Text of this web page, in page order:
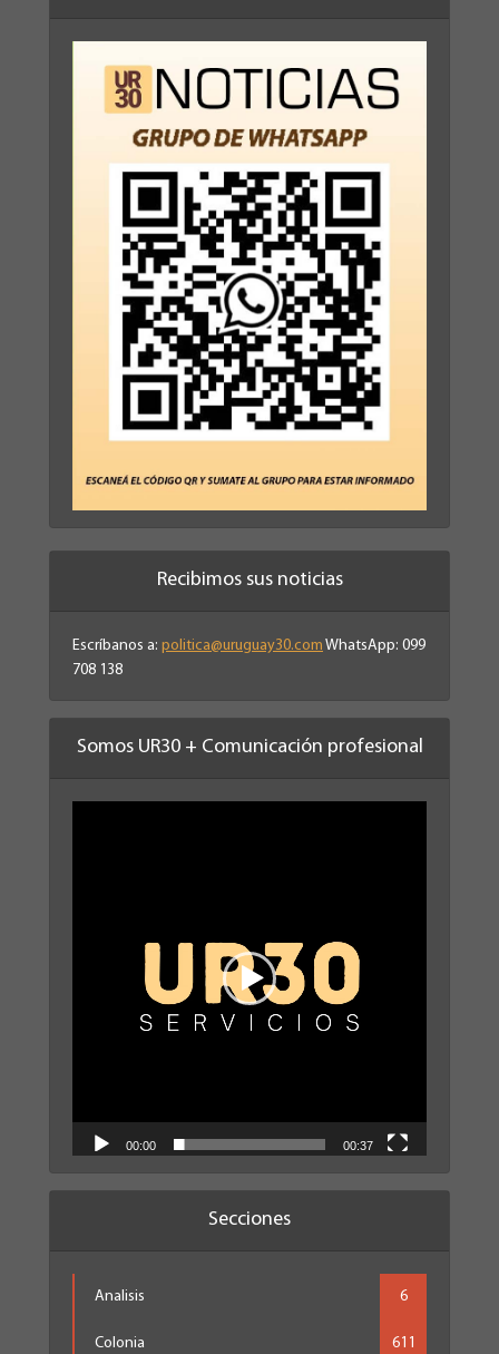
Recibimos sus noticias
Escríbanos a: politica@uruguay30.com WhatsApp: 099
708 138
Somos UR30 + Comunicación profesional
00:00 00:37
Secciones
Analisis 6
Colonia 611